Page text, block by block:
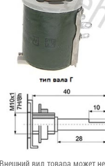
Внешний вид товара может